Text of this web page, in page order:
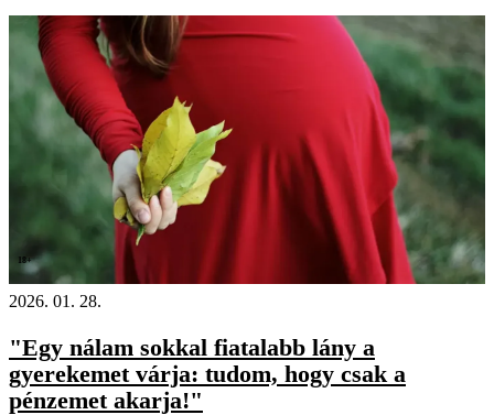
18+
2026. 01. 28.
"Egy nálam sokkal fiatalabb lány a
gyerekemet várja: tudom, hogy csak a
pénzemet akarja!"